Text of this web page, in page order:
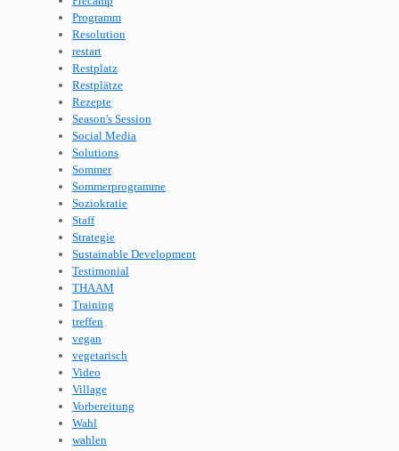
Programm
Resolution
restart
Restplatz
Restplätze
Rezepte
Season's Session
Social Media
Solutions
Sommer
Sommerprogramme
Soziokratie
Staff
Strategie
Sustainable Development
Testimonial
THAAM
Training
treffen
vegan
vegetarisch
Video
Village
Vorbereitung
Wahl
wahlen